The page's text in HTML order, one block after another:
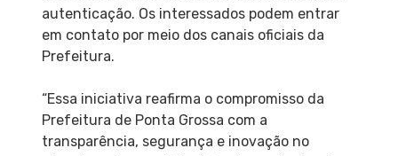
autenticação. Os interessados podem entrar
em contato por meio dos canais oficiais da
Prefeitura.
“Essa iniciativa reafirma o compromisso da
Prefeitura de Ponta Grossa com a
transparência, segurança e inovação no